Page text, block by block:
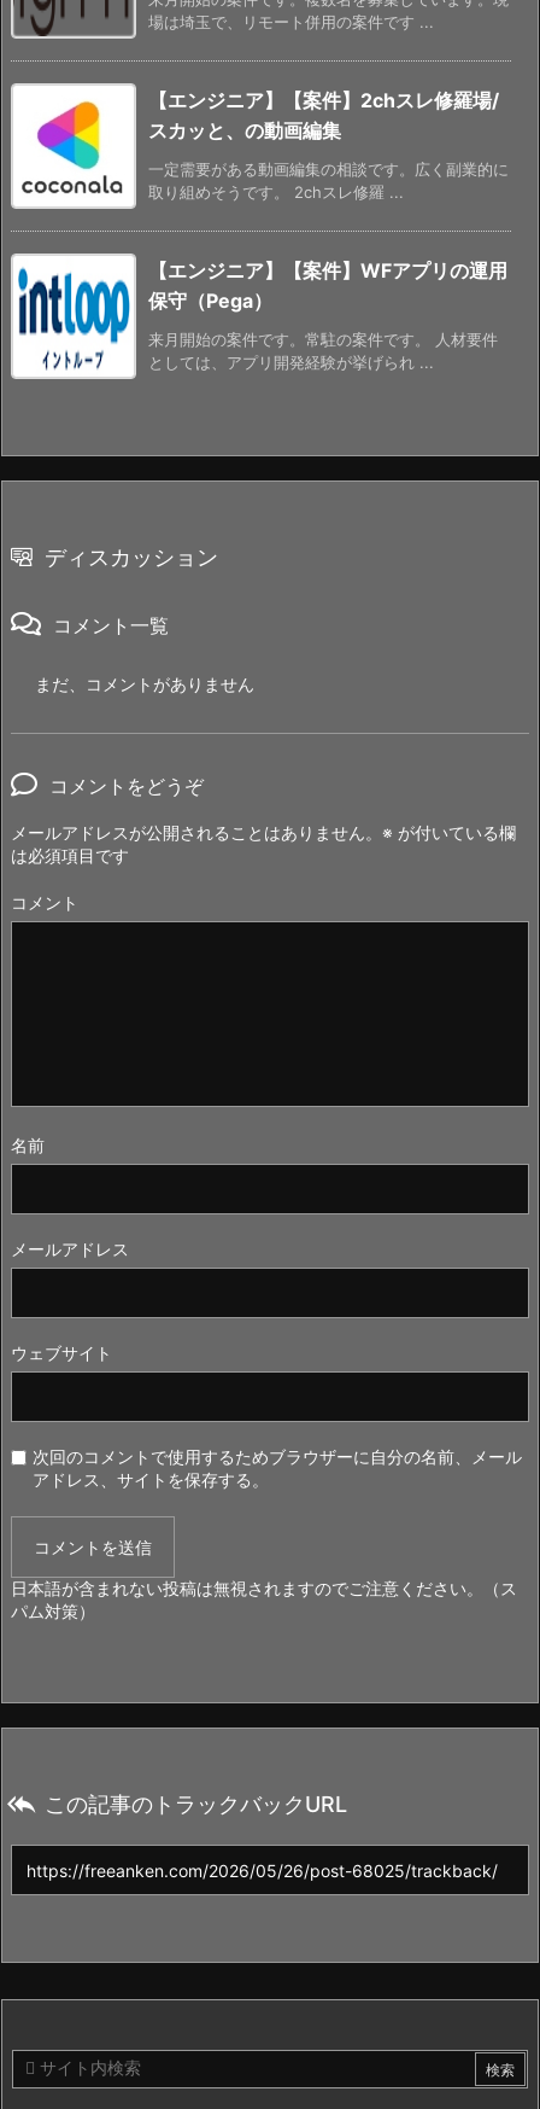
場は埼玉で、リモート併用の案件です ...
【エンジニア】【案件】2chスレ修羅場/
スカッと、の動画編集
一定需要がある動画編集の相談です。広く副業的に
取り組めそうです。 2chスレ修羅 ...
【エンジニア】【案件】WFアプリの運用
保守（Pega）
来月開始の案件です。常駐の案件です。 人材要件
としては、アプリ開発経験が挙げられ ...
ディスカッション
コメント一覧
まだ、コメントがありません
コメントをどうぞ
メールアドレスが公開されることはありません。 ※ が付いている欄
は必須項目です
コメント
名前
メールアドレス
ウェブサイト
次回のコメントで使用するためブラウザーに自分の名前、メール
アドレス、サイトを保存する。
日本語が含まれない投稿は無視されますのでご注意ください。（ス
パム対策）
 この記事のトラックバックURL